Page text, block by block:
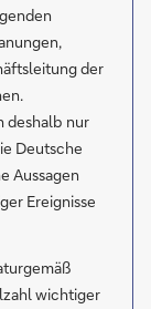
der
deshalb nur
Deutsche
Aussagen
Ereignisse
wichtiger